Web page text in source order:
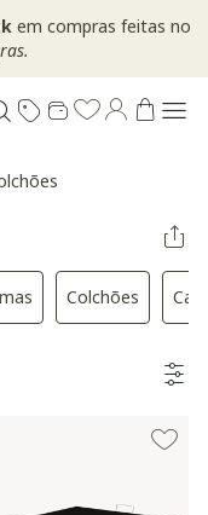
em compras feitas no
refinado por
Refinar por Categoria:
ColchõesRefinar por